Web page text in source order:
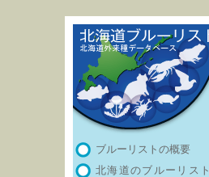
ブルーリストの概要
北海道のブルーリスト